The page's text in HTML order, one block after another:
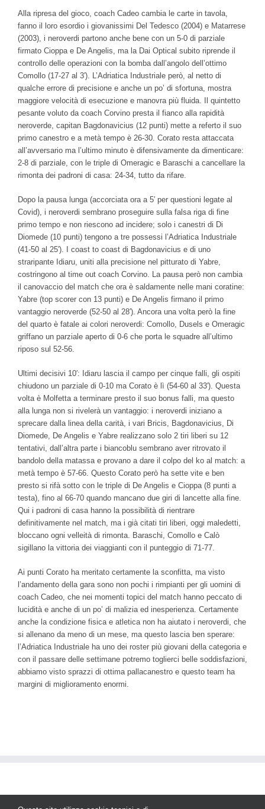
Alla ripresa del gioco, coach Cadeo cambia le carte in tavola,
fanno il loro esordio i giovanissimi Del Tedesco (2004) e Matarrese
(2003), i neroverdi partono anche bene con un 5-0 di parziale
firmato Cioppa e De Angelis, ma la Dai Optical subito riprende il
controllo delle operazioni con la bomba dall’angolo dell’ottimo
Comollo (17-27 al 3′). L’Adriatica Industriale però, al netto di
qualche errore di precisione e anche un po’ di sfortuna, mostra
maggiore velocità di esecuzione e manovra più fluida. Il quintetto
pesante voluto da coach Corvino presta il fianco alla rapidità
neroverde, capitan Bagdonavicius (12 punti) mette a referto il suo
primo canestro e a metà tempo è 26-30. Corato resta attaccata
all’avversario ma l’ultimo minuto è difensivamente da dimenticare:
2-8 di parziale, con le triple di Omeragic e Baraschi a cancellare la
rimonta dei padroni di casa: 24-34, tutto da rifare.
Dopo la pausa lunga (accorciata ora a 5′ per questioni legate al
Covid), i neroverdi sembrano proseguire sulla falsa riga di fine
primo tempo e non riescono ad incidere; solo i canestri di Di
Diomede (10 punti) tengono a tre possessi l’Adriatica Industriale
(41-50 al 25′). I coast to coast di Bagdonavicius e di uno
straripante Idiaru, uniti alla precisione nel pitturato di Yabre,
costringono al time out coach Corvino. La pausa però non cambia
il canovaccio del match che ora è saldamente nelle mani coratine:
Yabre (top scorer con 13 punti) e De Angelis firmano il primo
vantaggio neroverde (52-50 al 28′). Ancora una volta però la fine
del quarto è fatale ai colori neroverdi: Comollo, Dusels e Omeragic
griffano un parziale aperto di 0-6 che porta le squadre all’ultimo
riposo sul 52-56.
Ultimi decisivi 10′: Idiaru lascia il campo per cinque falli, gli ospiti
chiudono un parziale di 0-10 ma Corato è lì (54-60 al 33′). Questa
volta è Molfetta a terminare presto il suo bonus falli, ma questo
alla lunga non si rivelerà un vantaggio: i neroverdi iniziano a
sprecare dalla linea della carità, i vari Bricis, Bagdonavicius, Di
Diomede, De Angelis e Yabre realizzano solo 2 tiri liberi su 12
tentativi, dall’altra parte i biancoblu sembrano aver ritrovato il
bandolo della matassa e provano a dare il colpo del ko al match: a
metà tempo è 57-66. Questo Corato però ha sette vite e ben
presto si rifà sotto con le triple di De Angelis e Cioppa (8 punti a
testa), fino al 66-70 quando mancano due giri di lancette alla fine.
Qui i padroni di casa hanno la possibilità di rientrare
definitivamente nel match, ma i già citati tiri liberi, oggi maledetti,
bloccano ogni velleità di rimonta. Baraschi, Comollo e Calò
sigillano la vittoria dei viaggianti con il punteggio di 71-77.
Ai punti Corato ha meritato certamente la sconfitta, ma visto
l’andamento della gara sono non pochi i rimpianti per gli uomini di
coach Cadeo, che nei momenti topici del match hanno peccato di
lucidità e anche di un po’ di malizia ed inesperienza. Certamente
anche la condizione fisica e atletica non ha aiutato i neroverdi, che
si allenano da meno di un mese, ma questo lascia ben sperare:
l’Adriatica Industriale ha uno dei roster più giovani della categoria e
con il passare delle settimane potremo toglierci belle soddisfazioni,
abbiamo visto sprazzi di ottima pallacanestro e questo team ha
margini di miglioramento enormi.